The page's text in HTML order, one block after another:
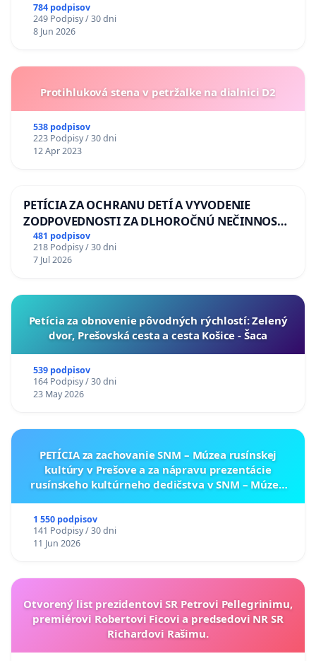
784 podpisov
249 Podpisy / 30 dni
8 Jun 2026
Protihluková stena v petržalke na dialnici D2
538 podpisov
223 Podpisy / 30 dni
12 Apr 2023
PETÍCIA ZA OCHRANU DETÍ A VYVODENIE
ZODPOVEDNOSTI ZA DLHOROČNÚ NEČINNOSŤ
A ZLYHANIE ŠTÁTU
481 podpisov
218 Podpisy / 30 dni
7 Jul 2026
​Petícia za obnovenie pôvodných rýchlostí: Zelený
dvor, Prešovská cesta a cesta Košice - Šaca
539 podpisov
164 Podpisy / 30 dni
23 May 2026
PETÍCIA za zachovanie SNM – Múzea rusínskej
kultúry v Prešove a za nápravu prezentácie
rusínskeho kultúrneho dedičstva v SNM – Múzeu
1 550 podpisov
141 Podpisy / 30 dni
11 Jun 2026
Otvorený list prezidentovi SR Petrovi Pellegrinimu,
premiérovi Robertovi Ficovi a predsedovi NR SR
Richardovi Rašimu.